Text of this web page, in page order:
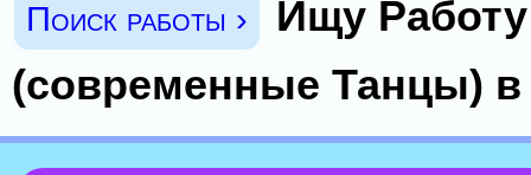
Поиск работы ›
Ищу
(современные Танцы)